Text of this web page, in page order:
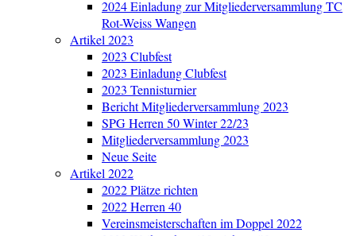
2024 Einladung zur Mitgliederversammlung TC
Rot-Weiss Wangen
Artikel 2023
2023 Clubfest
2023 Einladung Clubfest
2023 Tennisturnier
Bericht Mitgliederversammlung 2023
SPG Herren 50 Winter 22/23
Mitgliederversammlung 2023
Neue Seite
Artikel 2022
2022 Plätze richten
2022 Herren 40
Vereinsmeisterschaften im Doppel 2022